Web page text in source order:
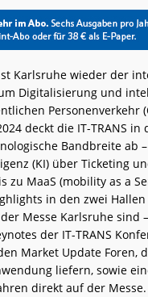
Karlsruhe wieder der
Digitalisierung und
Personenverkehr
deckt die IT-TRANS in
Bandbreite ab
(KI) über Ticketing
zu MaaS (mobility as a
in den zwei
Messe Karlsruhe sind
der IT-TRANS
Market Update Foren,
liefern, sowie
direkt auf der